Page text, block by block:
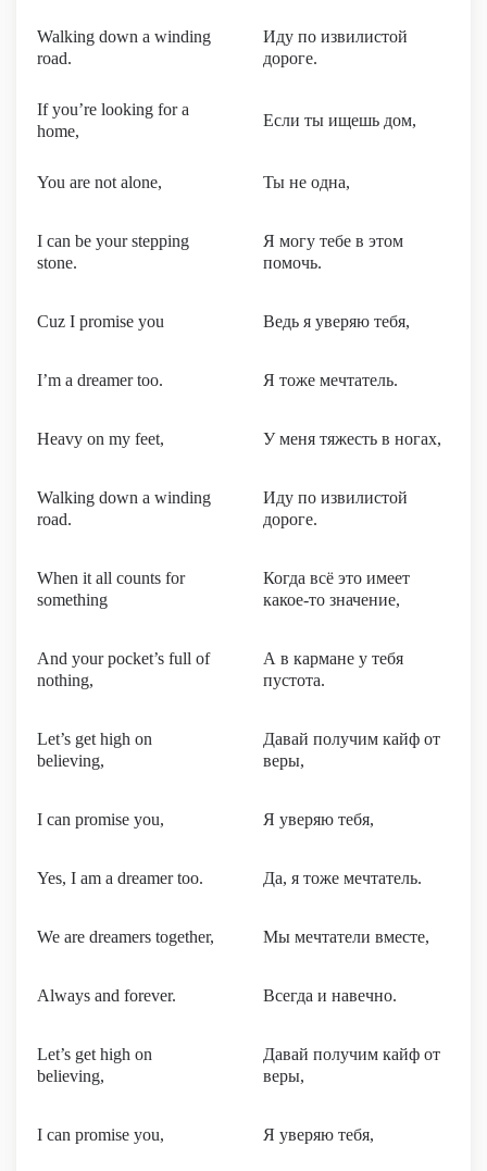
Walking down a winding
road.
Иду по извилистой
дороге.
If you’re looking for a
home,
Если ты ищешь дом,
You are not alone, Ты не одна,
I can be your stepping
stone.
Я могу тебе в этом
помочь.
Cuz I promise you Ведь я уверяю тебя,
I’m a dreamer too. Я тоже мечтатель.
Heavy on my feet, У меня тяжесть в ногах,
Walking down a winding
road.
Иду по извилистой
дороге.
When it all counts for
something
Когда всё это имеет
какое-то значение,
And your pocket’s full of
nothing,
А в кармане у тебя
пустота.
Let’s get high on
believing,
Давай получим кайф от
веры,
I can promise you, Я уверяю тебя,
Yes, I am a dreamer too. Да, я тоже мечтатель.
We are dreamers together, Мы мечтатели вместе,
Always and forever. Всегда и навечно.
Let’s get high on
believing,
Давай получим кайф от
веры,
I can promise you, Я уверяю тебя,